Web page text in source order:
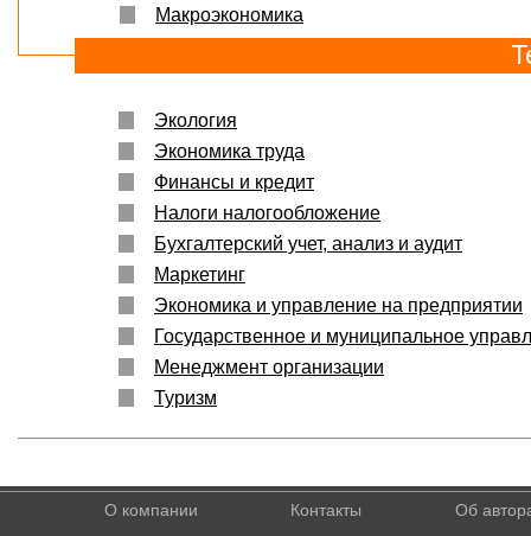
Макроэкономика
Экология
Экономика труда
Финансы и кредит
Налоги налогообложение
Бухгалтерский учет, анализ и аудит
Маркетинг
Экономика и управление на предприятии
Государственное и муниципальное
Менеджмент организации
Туризм
О компании Контакты Об